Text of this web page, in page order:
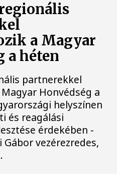
a Magyar
a héten
partnerekkel
Honvédség a
helyszínen
és reagálási
érdekében -
vezérezredes,